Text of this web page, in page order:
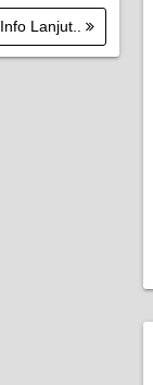
Info Lanjut..